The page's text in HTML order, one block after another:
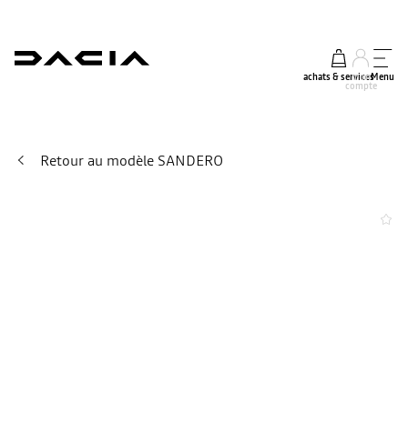
achats & services
mon
compte
Menu
Retour au modèle SANDERO